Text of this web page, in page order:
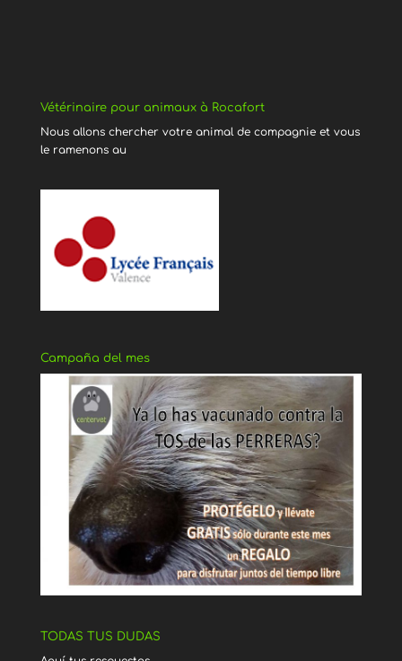
Vétérinaire pour animaux à Rocafort
Nous allons chercher votre animal de compagnie et vous
le ramenons au
Campaña del mes
TODAS TUS DUDAS